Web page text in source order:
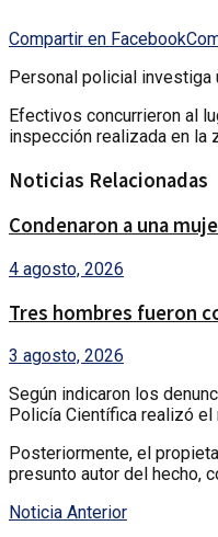
Compartir en Facebook
Personal policial investiga
Efectivos concurrieron al
inspección realizada en la
Noticias Relacionadas
Condenaron a una
4 agosto, 2026
Tres hombres fueron
3 agosto, 2026
Según indicaron los
Policía Científica realizó
Posteriormente, el
presunto autor del hecho,
Noticia Anterior